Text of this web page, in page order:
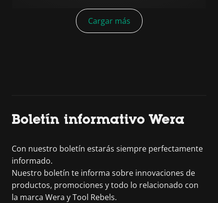
Cargar más
Boletín informativo Wera
Con nuestro boletín estarás siempre perfectamente
informado.
Nuestro boletín te informa sobre innovaciones de
productos, promociones y todo lo relacionado con
la marca Wera y Tool Rebels.